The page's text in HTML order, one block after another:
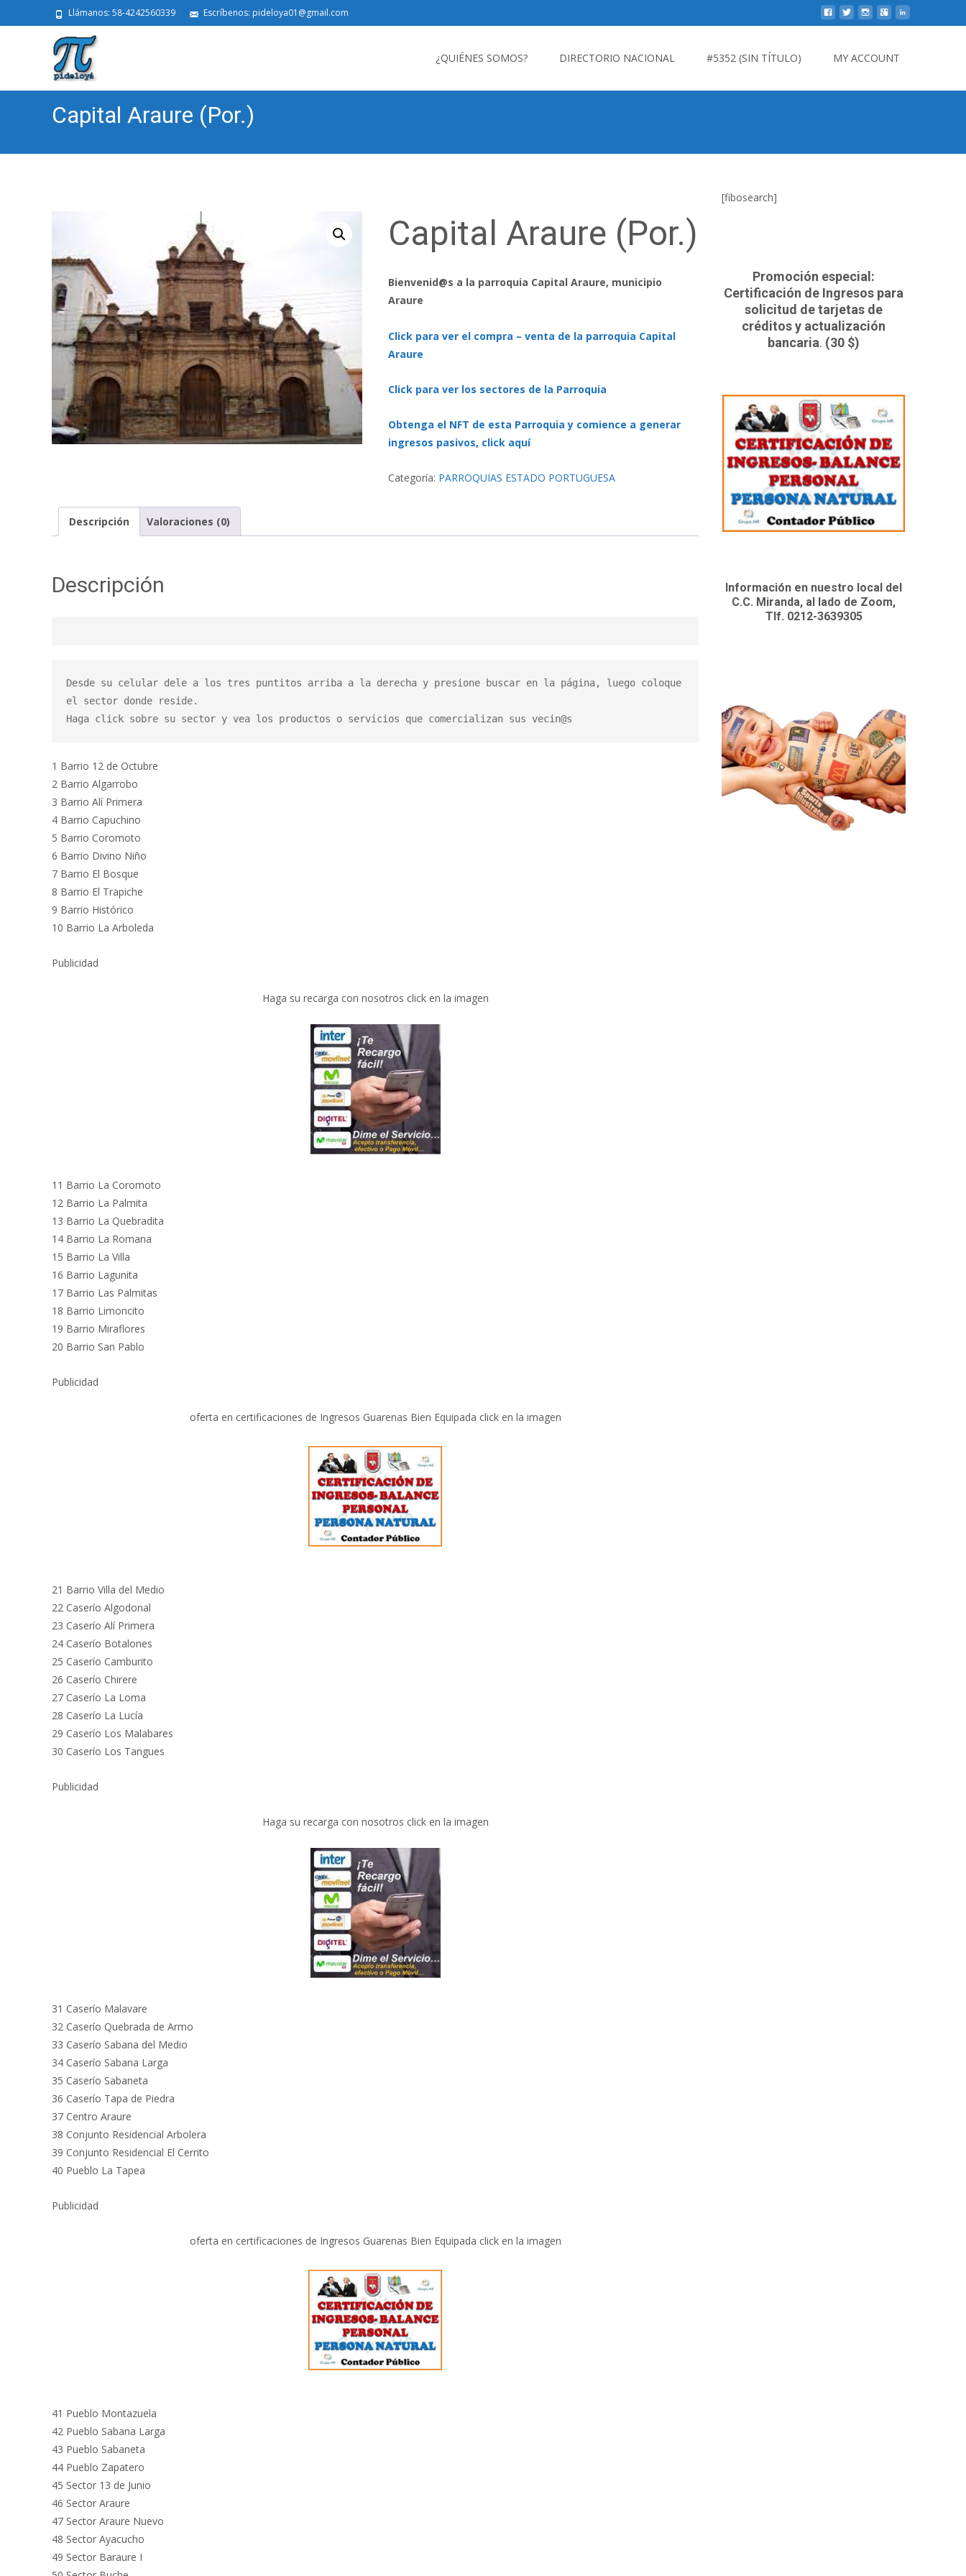
Llámanos: 58-4242560339 Escríbenos: pideloya01@gmail.com
¿QUIÉNES SOMOS? DIRECTORIO NACIONAL #5352 (SIN TÍTULO) MY ACCOUNT
Capital Araure (Por.)
Capital Araure (Por.)
Bienvenid@s a la parroquia Capital Araure, municipio
Araure
Click para ver el compra – venta de la parroquia Capital
Araure
Click para ver los sectores de la Parroquia
Obtenga el NFT de esta Parroquia y comience a generar
ingresos pasivos, click aquí
Categoría: PARROQUIAS ESTADO PORTUGUESA
Descripción Valoraciones (0)
Descripción
Desde su celular dele a los tres puntitos arriba a la derecha y presione buscar en la página, luego coloque
el sector donde reside.
Haga click sobre su sector y vea los productos o servicios que comercializan sus vecin@s
1 Barrio 12 de Octubre
2 Barrio Algarrobo
3 Barrio Alí Primera
4 Barrio Capuchino
5 Barrio Coromoto
6 Barrio Divino Niño
7 Barrio El Bosque
8 Barrio El Trapiche
9 Barrio Histórico
10 Barrio La Arboleda
Publicidad
Haga su recarga con nosotros click en la imagen
11 Barrio La Coromoto
12 Barrio La Palmita
13 Barrio La Quebradita
14 Barrio La Romana
15 Barrio La Villa
16 Barrio Lagunita
17 Barrio Las Palmitas
18 Barrio Limoncito
19 Barrio Miraflores
20 Barrio San Pablo
Publicidad
oferta en certificaciones de Ingresos Guarenas Bien Equipada click en la imagen
21 Barrio Villa del Medio
22 Caserío Algodonal
23 Caserío Alí Primera
24 Caserío Botalones
25 Caserío Camburito
26 Caserío Chirere
27 Caserío La Loma
28 Caserío La Lucía
29 Caserío Los Malabares
30 Caserío Los Tangues
Publicidad
Haga su recarga con nosotros click en la imagen
31 Caserío Malavare
32 Caserío Quebrada de Armo
33 Caserío Sabana del Medio
34 Caserío Sabana Larga
35 Caserío Sabaneta
36 Caserío Tapa de Piedra
37 Centro Araure
38 Conjunto Residencial Arbolera
39 Conjunto Residencial El Cerrito
40 Pueblo La Tapea
Publicidad
oferta en certificaciones de Ingresos Guarenas Bien Equipada click en la imagen
41 Pueblo Montazuela
42 Pueblo Sabana Larga
43 Pueblo Sabaneta
44 Pueblo Zapatero
45 Sector 13 de Junio
46 Sector Araure
47 Sector Araure Nuevo
48 Sector Ayacucho
49 Sector Baraure I
[fibosearch]
Promoción especial:
Certificación de Ingresos para
solicitud de tarjetas de
créditos y actualización
bancaria. (30 $)
Información en nuestro local del
C.C. Miranda, al lado de Zoom,
Tlf. 0212-3639305